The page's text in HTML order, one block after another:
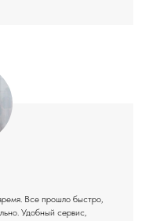
Все прошло быстро,
Удобный сервис,